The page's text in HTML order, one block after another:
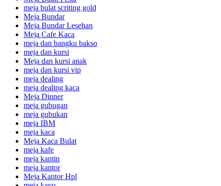
meja bulat scriting gold
Meja Bundar
Meja Bundar Lesehan
Meja Cafe Kaca
meja dan bangku bakso
meja dan kursi
Meja dan kursi anak
meja dan kursi vip
meja dealing
meja dealing kaca
Meja Dinner
meja gubugan
meja gubukan
meja IBM
meja kaca
Meja Kaca Bulat
meja kafe
meja kantin
meja kantor
Meja Kantor Hpl